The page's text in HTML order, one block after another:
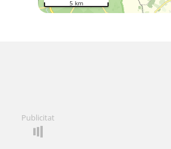
5 km
Publicitat